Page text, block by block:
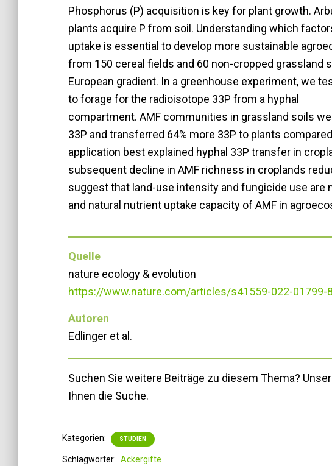
Phosphorus (P) acquisition is key for plant growth.
plants acquire P from soil. Understanding which
uptake is essential to develop more sustainable
from 150 cereal fields and 60 non-cropped grassland
European gradient. In a greenhouse experiment, we
to forage for the radioisotope 33P from a hyphal
compartment. AMF communities in grassland soils
33P and transferred 64% more 33P to plants
application best explained hyphal 33P transfer in
subsequent decline in AMF richness in croplands
suggest that land-use intensity and fungicide use
and natural nutrient uptake capacity of AMF in
Quelle
nature ecology & evolution
https://www.nature.com/articles/s41559-022-01799-8
Autoren
Edlinger et al.
Suchen Sie weitere Beiträge zu diesem Thema? Unser
Ihnen die Suche.
Kategorien: STUDIEN
Schlagwörter: Ackergifte